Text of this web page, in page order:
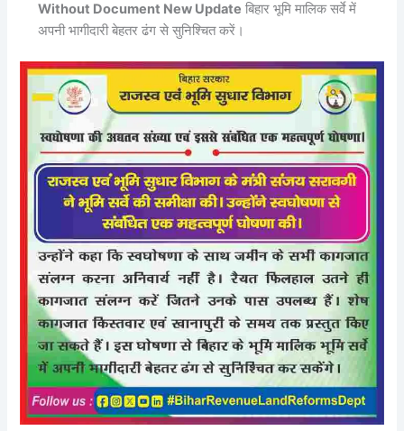
Without Document New Update बिहार भूमि मालिक सर्वे में
अपनी भागीदारी बेहतर ढंग से सुनिश्चित करें।